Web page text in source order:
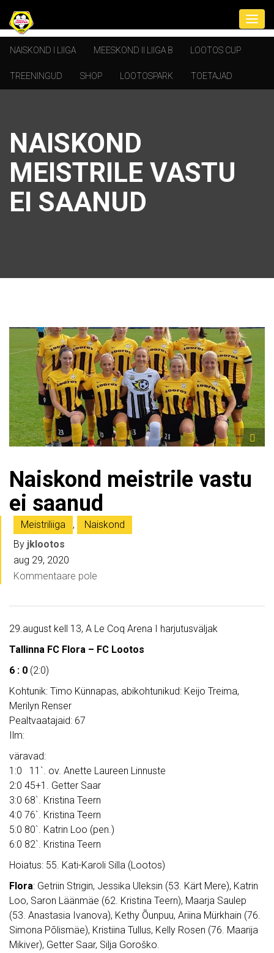
NAISKOND I LIIGA MEESKOND II LIIGA B LOOTOS CUP
TREENINGUD SHOP LOOTOSPARK TOETAJAD
NAISKOND
MEISTRILE VASTU
EI SAANUD
Naiskond meistrile vastu
ei saanud
Meistriliiga ,
Naiskond
By jklootos
aug 29, 2020
Kommentaare pole
29.august kell 13, A Le Coq Arena I harjutusväljak
Tallinna FC Flora – FC Lootos
6 : 0 (2:0)
Kohtunik: Timo Künnapas, abikohtunikud: Keijo Treima,
Merilyn Renser
Pealtvaatajaid: 67
Ilm:
väravad:
1:0 11`. ov. Anette Laureen Linnuste
2:0 45+1. Getter Saar
3:0 68`. Kristina Teern
4:0 76`. Kristina Teern
5:0 80`. Katrin Loo (pen.)
6:0 82`. Kristina Teern
Hoiatus: 55. Kati-Karoli Silla (Lootos)
Flora: Getriin Strigin, Jessika Uleksin (53. Kärt Mere), Katrin
Loo, Saron Läänmäe (62. Kristina Teern), Maarja Saulep
(53. Anastasia Ivanova), Kethy Õunpuu, Ariina Mürkhain (76.
Simona Põlismäe), Kristiina Tullus, Kelly Rosen (76. Maarija
Mikiver), Getter Saar, Silja Goroško.